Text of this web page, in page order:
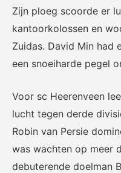
Zijn ploeg scoorde er
kantoorkolossen en
Zuidas. David Min had
een snoeiharde pegel
Voor sc Heerenveen
lucht tegen derde
Robin van Persie
was wachten op meer
debuterende doelman